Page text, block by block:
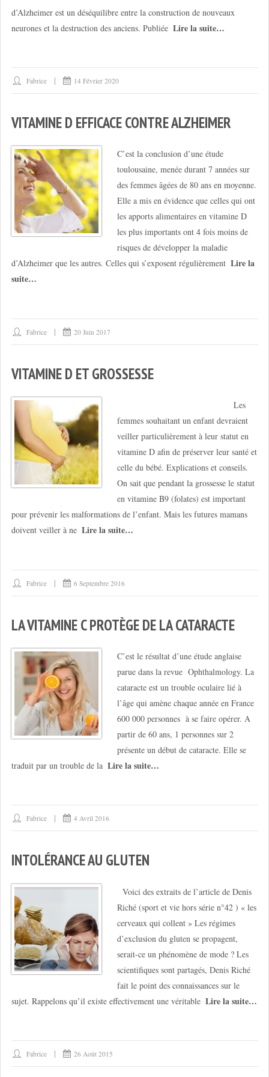
d’Alzheimer est un déséquilibre entre la construction de nouveaux
neurones et la destruction des anciens. Publiée Lire la suite…
Fabrice 14 Février 2020
VITAMINE D EFFICACE CONTRE ALZHEIMER
C’est la conclusion d’une étude
toulousaine, menée durant 7 années sur
des femmes âgées de 80 ans en moyenne.
Elle a mis en évidence que celles qui ont
les apports alimentaires en vitamine D
les plus importants ont 4 fois moins de
risques de développer la maladie
d’Alzheimer que les autres. Celles qui s’exposent régulièrement Lire la
suite…
Fabrice 20 Juin 2017
VITAMINE D ET GROSSESSE
Les
femmes souhaitant un enfant devraient
veiller particulièrement à leur statut en
vitamine D afin de préserver leur santé et
celle du bébé. Explications et conseils.
On sait que pendant la grossesse le statut
en vitamine B9 (folates) est important
pour prévenir les malformations de l’enfant. Mais les futures mamans
doivent veiller à ne Lire la suite…
Fabrice 6 Septembre 2016
LA VITAMINE C PROTÈGE DE LA CATARACTE
C’est le résultat d’une étude anglaise
parue dans la revue Ophthalmology. La
cataracte est un trouble oculaire lié à
l’âge qui amène chaque année en France
600 000 personnes à se faire opérer. A
partir de 60 ans, 1 personnes sur 2
présente un début de cataracte. Elle se
traduit par un trouble de la Lire la suite…
Fabrice 4 Avril 2016
INTOLÉRANCE AU GLUTEN
Voici des extraits de l’article de Denis
Riché (sport et vie hors série n°42 ) « les
cerveaux qui collent » Les régimes
d’exclusion du gluten se propagent,
serait-ce un phénomène de mode ? Les
scientifiques sont partagés, Denis Riché
fait le point des connaissances sur le
sujet. Rappelons qu’il existe effectivement une véritable Lire la suite…
Fabrice 26 Août 2015